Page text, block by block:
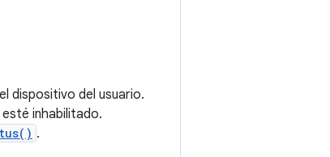
dispositivo del usuario.
inhabilitado.
.